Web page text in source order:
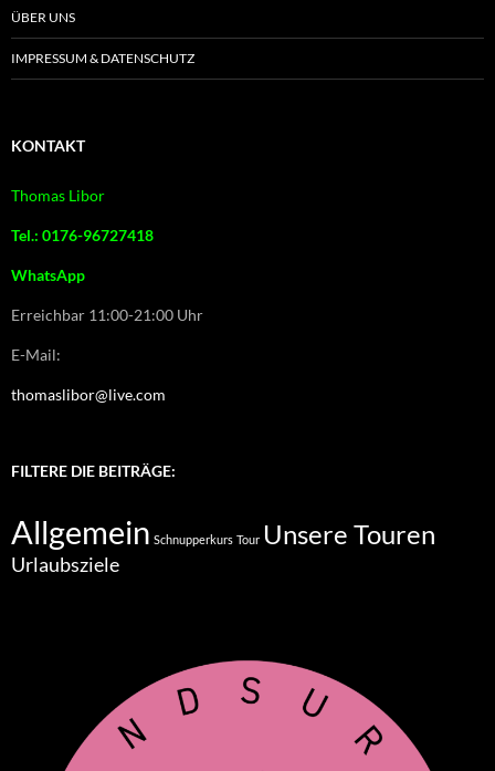
ÜBER UNS
IMPRESSUM & DATENSCHUTZ
KONTAKT
Thomas Libor
Tel.: 0176-96727418
WhatsApp
Erreichbar 11:00-21:00 Uhr
E-Mail:
thomaslibor@live.com
FILTERE DIE BEITRÄGE:
Allgemein Schnupperkurs Tour Unsere Touren
Urlaubsziele